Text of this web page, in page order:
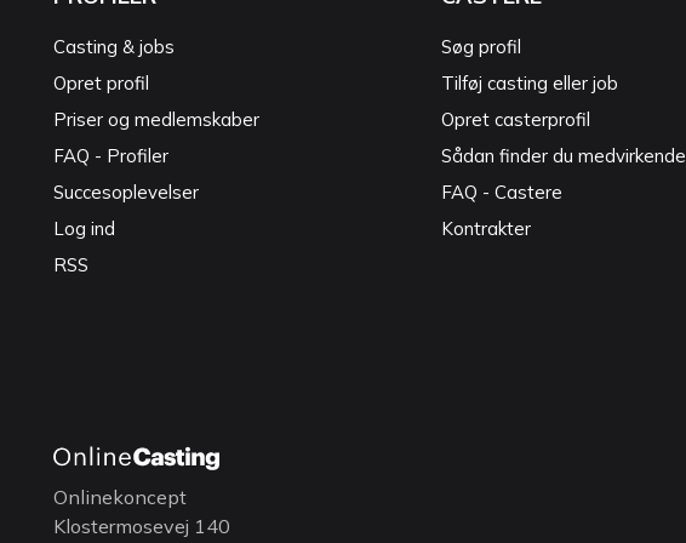
Casting & jobs
Opret profil
Priser og medlemskaber
FAQ - Profiler
Succesoplevelser
Log ind
RSS
Søg profil
Tilføj casting eller job
Opret casterprofil
Sådan finder du medvirkende
FAQ - Castere
Kontrakter
Onlinekoncept
Klostermosevej 140